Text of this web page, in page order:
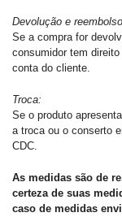
Devolução e
Se a compra for
consumidor tem
conta do cliente.
Troca:
Se o produto
a troca ou o conserto
CDC.
As medidas são de
certeza de suas
caso de medidas